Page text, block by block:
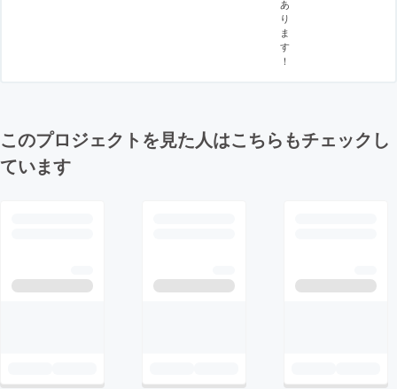
あ
り
ま
す
！
このプロジェクトを見た人はこちらもチェックし
ています